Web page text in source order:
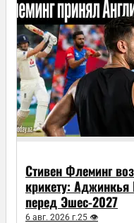
Стивен Флеминг
крикету: Аджинкья
перед Эшес-2027
6 авг. 2026 г.25 👁